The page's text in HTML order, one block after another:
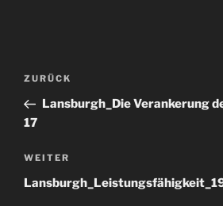
Beitragsnavigation
Vorheriger
Beitrag
ZURÜCK
Lansburgh_Die Verankerung
17
Nächster
Beitrag
WEITER